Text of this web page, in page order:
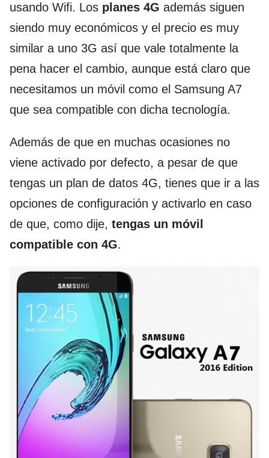
usando Wifi. Los planes 4G además siguen
siendo muy económicos y el precio es muy
similar a uno 3G así que vale totalmente la
pena hacer el cambio, aunque está claro que
necesitamos un móvil como el Samsung A7
que sea compatible con dicha tecnología.
Además de que en muchas ocasiones no
viene activado por defecto, a pesar de que
tengas un plan de datos 4G, tienes que ir a las
opciones de configuración y activarlo en caso
de que, como dije, tengas un móvil
compatible con 4G.